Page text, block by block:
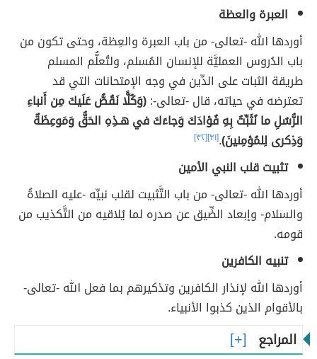
العبرة والعظة
أوردها الله -تعالى- من باب العبرة والعِظة، وحتى تكون من
باب الدُروس العمليَّة للإنسان المُسلم، ولتُعلُّم المسلم
طريقة الثبات على الدِّين في وجه الإمتحانات التي قد
تعترضه في حياته، قال -تعالى-:(وَكُلًّا نَقُصُّ عَلَيكَ مِن أَنباءِ
الرُّسُلِ ما نُثَبِّتُ بِهِ فُؤادَكَ وَجاءَكَ في هـذِهِ الحَقُّ وَمَوعِظَةٌ
وَذِكرى لِلمُؤمِنينَ).[٣١] [٣٢]
تثبيت قلب النبي الأمين
أوردها الله -تعالى- من باب التَّثبيت لقلب نبيِّه -عليه الصلاةُ
والسلام- وإبعاد الضِّيق عن صدره لما يُلاقيه من التَّكذيب من
قومه.
تنبيه الكافرين
أوردها الله لإنذار الكافرين وتذكيرهم بما فعل الله -تعالى-
بالأقوام الذين كذبوا الأنبياء.
المراجع